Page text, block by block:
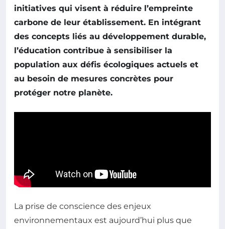
initiatives qui visent à réduire l’empreinte
carbone de leur établissement. En intégrant
des concepts liés au développement durable,
l’éducation contribue à sensibiliser la
population aux défis écologiques actuels et
au besoin de mesures concrètes pour
protéger notre planète.
La prise de conscience des enjeux
environnementaux est aujourd’hui plus que